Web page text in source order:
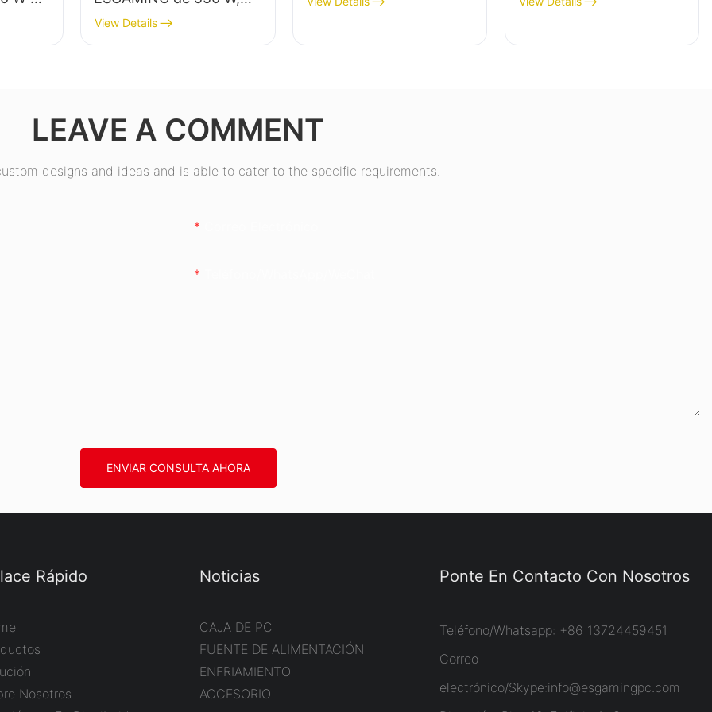
alta calidad, 85 % de
eficiencia, certificación
View Details
LEAVE A COMMENT
designs and ideas and is able to cater to the specific requirements.
ENVIAR CONSULTA AHORA
Rápido
Nosotros
Noticias
CAJA DE PC
FUENTE DE ALIMENTACIÓN
ENFRIAMIENTO
ACCESORIO
Ponte En Contacto Con Nosotros
Teléfono/Whatsapp: +86 13724459451
Correo
electrónico/Skype:info@esgamingpc.com